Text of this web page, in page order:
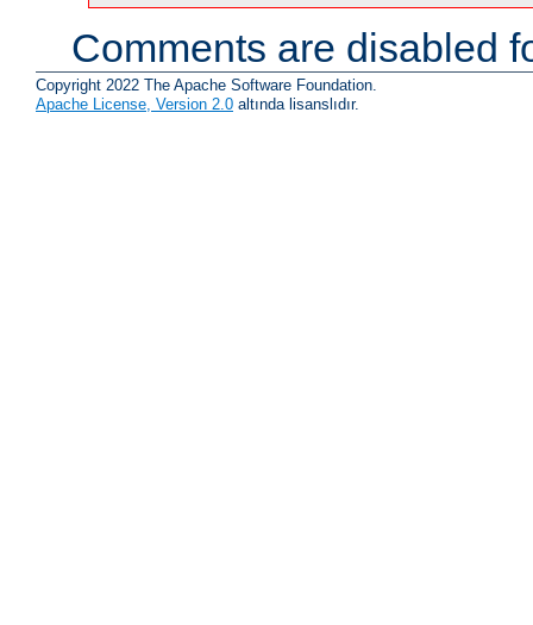
Comments are disabled
Copyright 2022 The Apache Software Foundation.
Apache License, Version 2.0 altında lisanslıdır.